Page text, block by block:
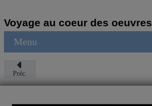
Voyage au coeur des oeuvres
Menu
Préc.